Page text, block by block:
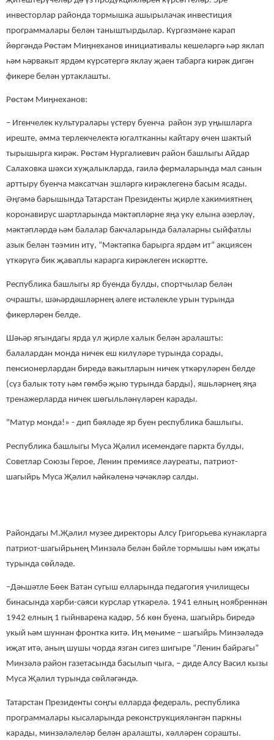
инвесторлар районда тормышка ашырылачак инвестиция
программалары белән таныштырдылар. Күргәзмәне карап
йөргәндә Рөстәм Миңнеханов инициативалы кешеләргә һәр яклап
һәм һәрвакыт ярдәм күрсәтергә яклау җаен табарга кирәк дигән
фикере белән уртаклашты.
Рөстәм Миңнеханов:
– Игенчелек культуралары үстерү буенча район зур уңышларга
иреште, әмма терлекчелектә югалтканны кайтару өчен шактый
тырышырга кирәк. Рөстәм Нургалиевич район башлыгы Айдар
Салаховка шәхси хуҗалыкларда, гаилә фермаларында мал санын
арттыру буенча максатчан эшләргә кирәклегенә басым ясады.
Әңгәмә барышында Татарстан Президенты җирле хакимиятнең
коронавирус шартларында мәктәпләрне яңа уку елына әзерләү,
мәктәпләрдә һәм балалар бакчаларында балаларны сыйфатлы
азык белән тәэмин итү, “Мәктәпкә барырга ярдәм ит” акциясен
үткәрүгә бик җаваплы карарга кирәклеген искәртте.
Республика башлыгы яр буенда булды, спортчылар белән
очрашты, шәһәрдәшләрнең әлеге истәлекле урын турында
фикерләрен белде.
Шәһәр ягындагы ярда ул җирле халык белән аралашты:
балалардан монда ничек еш килүләре турында сорады,
пенсионерлардан биредә вакытларын ничек үткәрүләрен белде
(сүз балык тоту һәм гөмбә җыю турында барды), яшьләрнең яңа
тренажерларда ничек шөгыльләнүләрен карады.
"Матур монда!» - дип бәяләде яр буен республика башлыгы.
Республика башлыгы Муса Җәлил исемендәге паркта булды,
Советлар Союзы Герое, Ленин премиясе лауреаты, патриот-
шагыйрь Муса Җәлил һәйкәленә чәчәкләр салды.
Райондагы М.Җәлил музее директоры Алсу Григорьева кунакларга
патриот-шагыйрьнең Минзәлә белән бәйле тормышы һәм иҗаты
турында сөйләде.
–Дәһшәтле Бөек Ватан сугыш елларында педагогия училищесы
бинасында хәрби-сәяси курслар үткәрелә. 1941 елның ноябреннән
1942 елның 1 гыйнварена кадәр, 56 көн буена, шагыйрь биредә
укый һәм шуннан фронтка китә. Иң мөһиме – шагыйрь Минзәләдә
иҗат итә, аның шушы чорда язган сигез шигыре “Ленин байрагы”
Минзәлә район газетасында басылып чыга, – диде Алсу Васил кызы
Муса Җәлил турында сөйләгәндә.
Татарстан Президенты соңгы елларда федераль, республика
программалары кысаларында реконструкцияләнгән паркны
карады, минзәләлеләр белән аралашты, хәлләрен сорашты.